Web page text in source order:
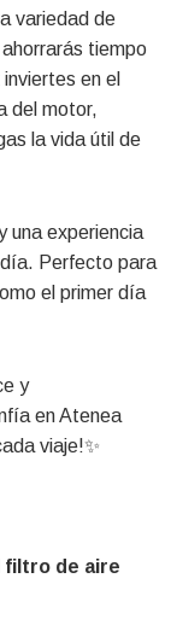
variedad de
tiempo
en el
del motor,
la vida útil de
una experiencia
Perfecto para
el primer día
y
en Atenea
viaje!✨
filtro de aire